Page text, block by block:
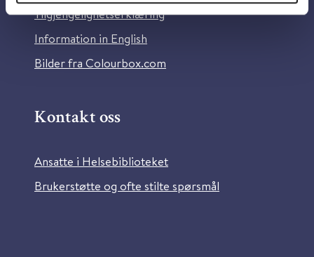
Tilgjengelighetserklæring
Information in English
Bilder fra Colourbox.com
Kontakt oss
Ansatte i Helsebiblioteket
Brukerstøtte og ofte stilte spørsmål